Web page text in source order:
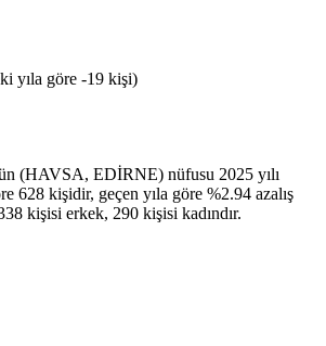
yıla göre -19 kişi)
(HAVSA, EDİRNE) nüfusu 2025 yılı
628 kişidir, geçen yıla göre %2.94 azalış
kişisi erkek, 290 kişisi kadındır.